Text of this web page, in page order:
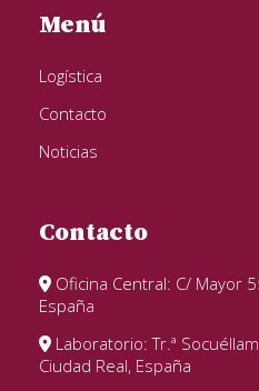
Menú
Logística
Contacto
Noticias
Contacto
Oficina Central: C/ Mayor
España
Laboratorio: Tr.ª
Ciudad Real, España